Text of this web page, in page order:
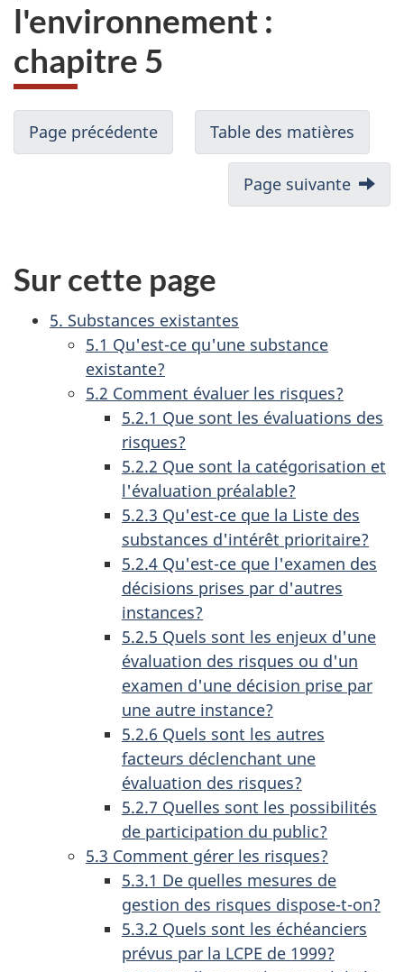
l'environnement :
chapitre 5
Page précédente Table des matières
Page suivante
Sur cette page
5. Substances existantes
5.1 Qu'est-ce qu'une substance
existante?
5.2 Comment évaluer les risques?
5.2.1 Que sont les évaluations des
risques?
5.2.2 Que sont la catégorisation et
l'évaluation préalable?
5.2.3 Qu'est-ce que la Liste des
substances d'intérêt prioritaire?
5.2.4 Qu'est-ce que l'examen des
décisions prises par d'autres
instances?
5.2.5 Quels sont les enjeux d'une
évaluation des risques ou d'un
examen d'une décision prise par
une autre instance?
5.2.6 Quels sont les autres
facteurs déclenchant une
évaluation des risques?
5.2.7 Quelles sont les possibilités
de participation du public?
5.3 Comment gérer les risques?
5.3.1 De quelles mesures de
gestion des risques dispose-t-on?
5.3.2 Quels sont les échéanciers
prévus par la LCPE de 1999?